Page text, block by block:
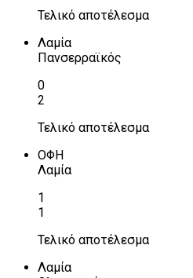
Τελικό αποτέλεσμα
Λαμία
Πανσερραϊκός
0
2
Τελικό αποτέλεσμα
ΟΦΗ
Λαμία
1
1
Τελικό αποτέλεσμα
Λαμία